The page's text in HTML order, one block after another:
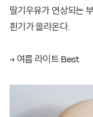
딸기우유가 연상되는
흰기가 올라온다.
→ 여름 라이트 Best